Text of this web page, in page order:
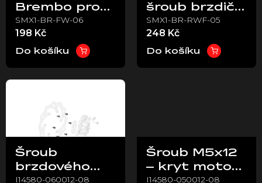
Brembo pro
brzdový
systém
SMX1-BR-FW-06
198 Kč
Do košíku
šroub brzdiče
Brembo
SMX1-BR-RWF-05
248 Kč
Do košíku
Šroub
brzdového
I14580-060012-08
Šroub M5x12
– kryt motoru
I14580-050012-08